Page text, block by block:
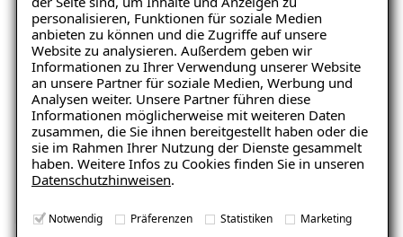
personalisieren, Funktionen für soziale Medien
anbieten zu können und die Zugriffe auf unsere
Website zu analysieren. Außerdem geben wir
Informationen zu Ihrer Verwendung unserer Website
an unsere Partner für soziale Medien, Werbung und
Analysen weiter. Unsere Partner führen diese
Informationen möglicherweise mit weiteren Daten
zusammen, die Sie ihnen bereitgestellt haben oder die
sie im Rahmen Ihrer Nutzung der Dienste gesammelt
haben. Weitere Infos zu Cookies finden Sie in unseren
Datenschutzhinweisen.
Notwendig Präferenzen Statistiken Marketing
Balkon Garage/Boden